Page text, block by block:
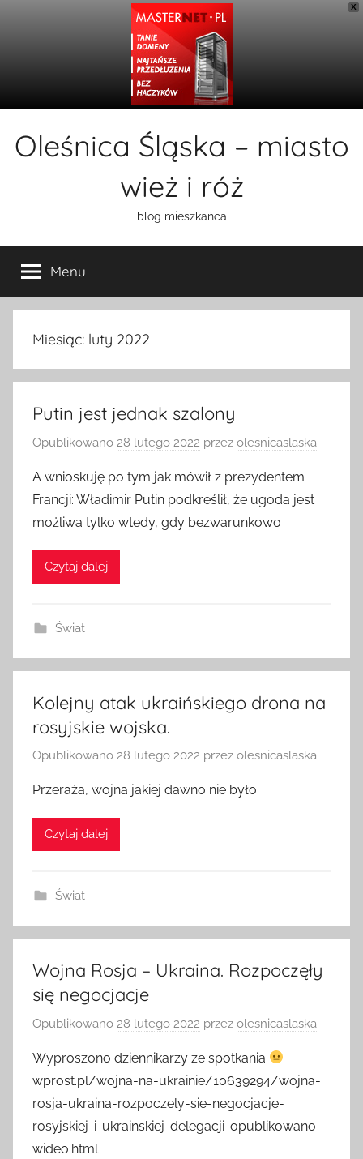
X
Oleśnica Śląska – miasto
wież i róż
blog mieszkańca
Menu
Miesiąc: luty 2022
Putin jest jednak szalony
Opublikowano 28 lutego 2022 przez olesnicaslaska
A wnioskuję po tym jak mówił z prezydentem
Francji: Władimir Putin podkreślił, że ugoda jest
możliwa tylko wtedy, gdy bezwarunkowo
Czytaj dalej
Świat
Kolejny atak ukraińskiego drona na
rosyjskie wojska.
Opublikowano 28 lutego 2022 przez olesnicaslaska
Przeraża, wojna jakiej dawno nie było:
Czytaj dalej
Świat
Wojna Rosja – Ukraina. Rozpoczęły
się negocjacje
Opublikowano 28 lutego 2022 przez olesnicaslaska
Wyproszono dziennikarzy ze spotkania
wprost.pl/wojna-na-ukrainie/10639294/wojna-
rosja-ukraina-rozpoczely-sie-negocjacje-
rosyjskiej-i-ukrainskiej-delegacji-opublikowano-
wideo.html